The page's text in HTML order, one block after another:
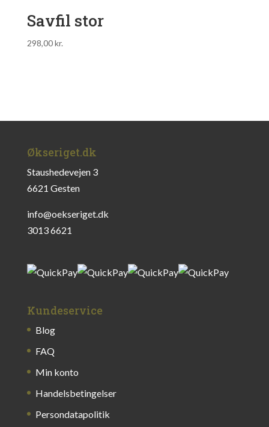
Savfil stor
298,00kr.
Økseriget.dk
Staushedevejen 3
6621 Gesten
info@oekseriget.dk
3013 6621
Kundeservice
Blog
FAQ
Min konto
Handelsbetingelser
Persondatapolitik